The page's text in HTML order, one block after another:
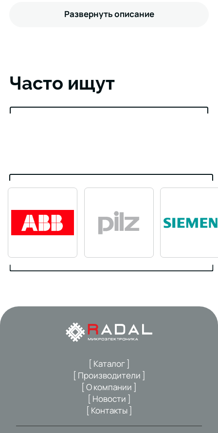
Развернуть описание
Часто ищут
[ Каталог ]
[ Производители ]
[ О компании ]
[ Новости ]
[ Контакты ]